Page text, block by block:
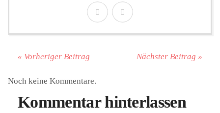
« Vorheriger Beitrag Nächster Beitrag »
Noch keine Kommentare.
Kommentar hinterlassen